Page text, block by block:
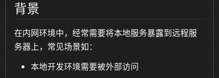
背景
在内网环境中，经常需要将本地服务暴露到远程服
务器上，常见场景如：
本地开发环境需要被外部访问